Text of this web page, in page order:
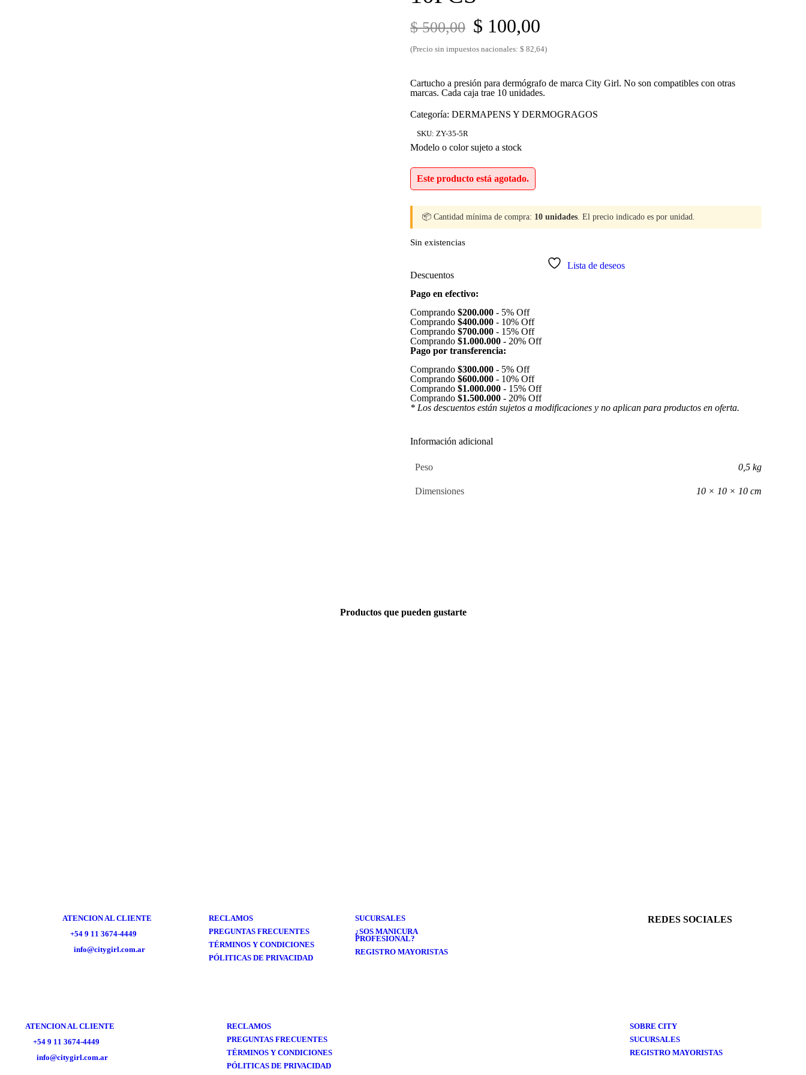
$500,00 El
precio
era:
$ 500,00.
$ 100,00
precio
es:
$ 100,00.
(Precio sin impuestos nacionales: $ 82,64)
Cartucho a presión para dermógrafo de marca City Girl. No son compatibles con otras
marcas. Cada caja trae 10 unidades.
Categoría: DERMAPENS Y DERMOGRAGOS
SKU: ZY-35-5R
Modelo o color sujeto a stock
Este producto está agotado.
📦 Cantidad mínima de compra: 10 unidades. El precio indicado es por unidad.
Sin existencias
Lista de deseos
Descuentos
Pago en efectivo:
Comprando $200.000 - 5% Off
Comprando $400.000 - 10% Off
Comprando $700.000 - 15% Off
Comprando $1.000.000 - 20% Off
Pago por transferencia:
Comprando $300.000 - 5% Off
Comprando $600.000 - 10% Off
Comprando $1.000.000 - 15% Off
Comprando $1.500.000 - 20% Off
* Los descuentos están sujetos a modificaciones y no aplican para productos en oferta.
Información adicional
Peso 0,5 kg
Dimensiones 10 × 10 × 10 cm
Productos que pueden gustarte
ATENCION AL CLIENTE
ㅤ+54 9 11 3674-4449
ㅤinfo@citygirl.com.ar
RECLAMOS
PREGUNTAS FRECUENTES
TÉRMINOS Y CONDICIONES
PÓLITICAS DE PRIVACIDAD
SUCURSALES
¿SOS MANICURA
PROFESIONAL?
REGISTRO MAYORISTAS
REDES SOCIALES
ATENCION AL CLIENTE
ㅤ+54 9 11 3674-4449
ㅤinfo@citygirl.com.ar
RECLAMOS
PREGUNTAS FRECUENTES
TÉRMINOS Y CONDICIONES
PÓLITICAS DE PRIVACIDAD
SOBRE CITY
SUCURSALES
REGISTRO MAYORISTAS